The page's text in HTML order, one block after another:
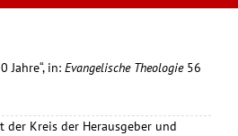
Jahre“, in: Evangelische Theologie56
Kreis der Herausgeber und